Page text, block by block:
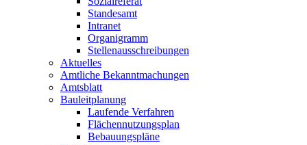
Standesamt
Intranet
Organigramm
Stellenausschreibungen
Aktuelles
Amtliche Bekanntmachungen
Amtsblatt
Bauleitplanung
Laufende Verfahren
Flächennutzungsplan
Bebauungspläne